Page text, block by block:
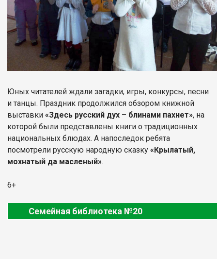
Юных читателей ждали загадки, игры, конкурсы, песни
и танцы. Праздник продолжился обзором книжной
выставки «Здесь русский дух – блинами пахнет», на
которой были представлены книги о традиционных
национальных блюдах. А напоследок ребята
посмотрели русскую народную сказку «Крылатый,
мохнатый да масленый».
6+
Семейная библиотека №20